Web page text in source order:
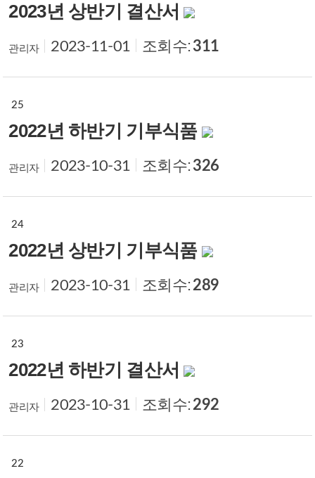
2023년 상반기 결산서
관리자 2023-11-01 조회수: 311
25
2022년 하반기 기부식품
관리자 2023-10-31 조회수: 326
24
2022년 상반기 기부식품
관리자 2023-10-31 조회수: 289
23
2022년 하반기 결산서
관리자 2023-10-31 조회수: 292
22